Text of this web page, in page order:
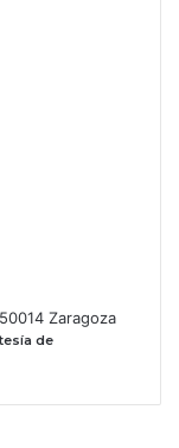
Zaragoza
de